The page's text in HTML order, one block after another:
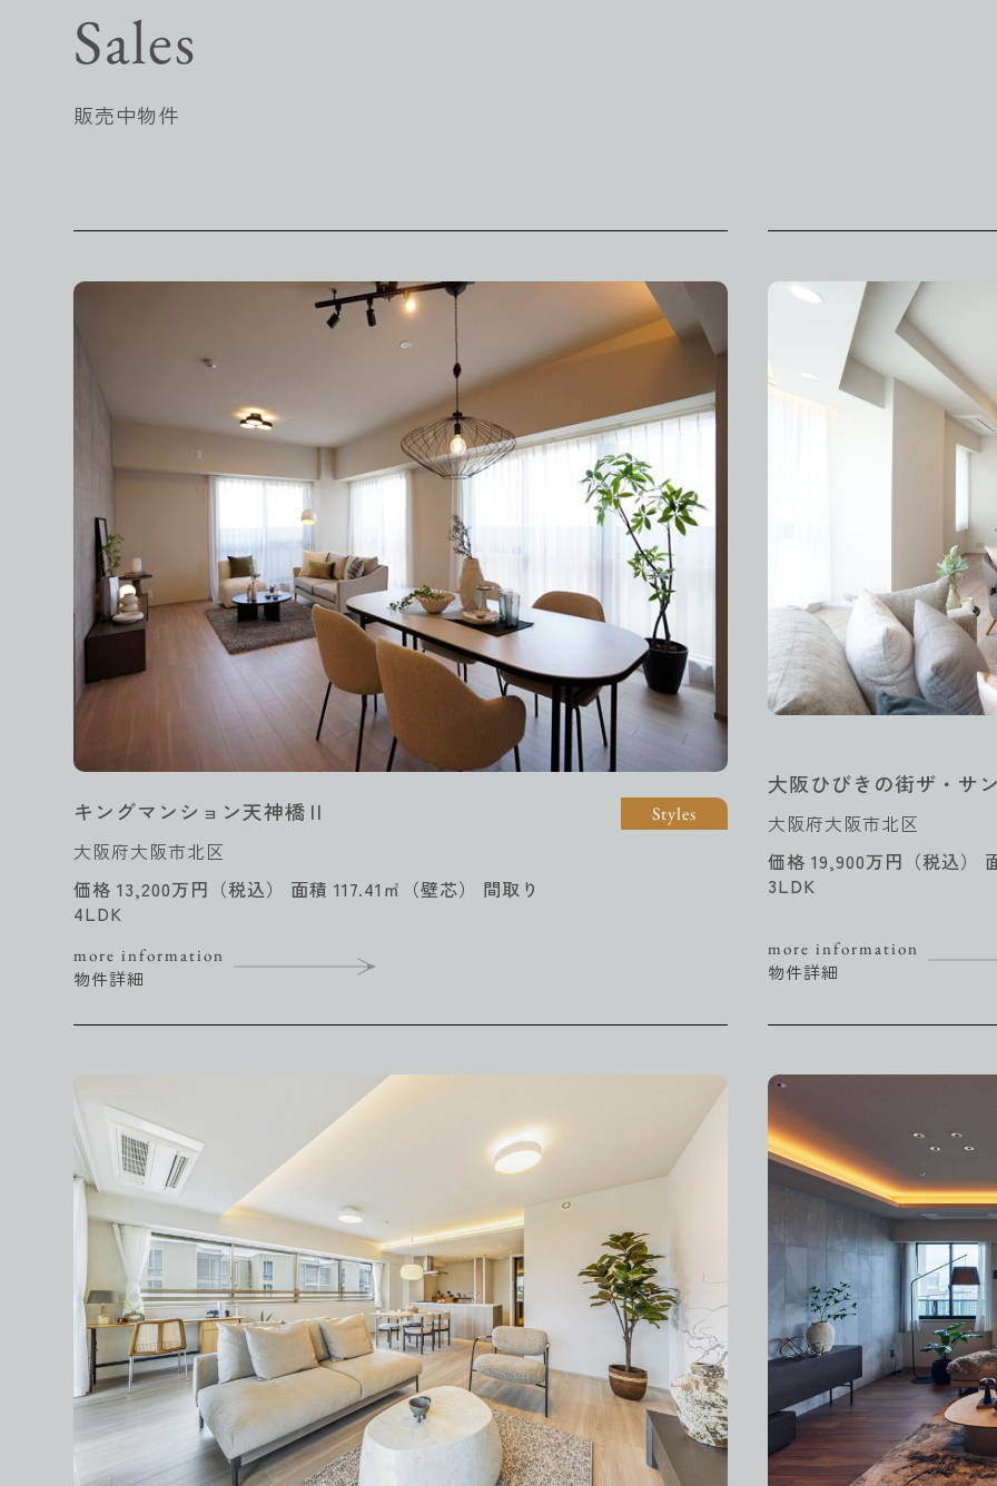
Sales
販売中物件
Styles
キングマンション天神橋Ⅱ
大阪府大阪市北区
価格 13,200万円（税込） 面積 117.41㎡（壁芯） 間取り
4LDK
more information
物件詳細
大阪ひびきの街ザ・サ
大阪府大阪市北区
価格 19,900万円（税込）
3LDK
more information
物件詳細